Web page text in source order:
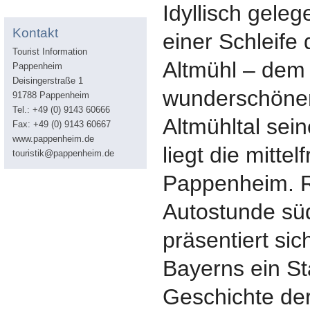
Kontakt
Tourist Information
Pappenheim
Deisingerstraße 1
91788 Pappenheim
Tel.: +49 (0) 9143 60666
Fax: +49 (0) 9143 60667
www.pappenheim.de
touristik@pappenheim.de
Idyllisch
einer Schleife
Altmühl –
Altmühltal
liegt die
Pappenheim.
Autostunde
präsentiert
Bayerns ein
Geschichte